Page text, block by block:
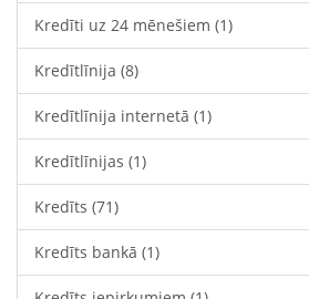
Kredīti uz 24 mēnešiem (1)
Kredītlīnija (8)
Kredītlīnija internetā (1)
Kredītlīnijas (1)
Kredīts (71)
Kredīts bankā (1)